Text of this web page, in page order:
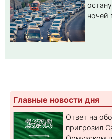
ночей
Главные новости дня
Ответ на
пригрозил